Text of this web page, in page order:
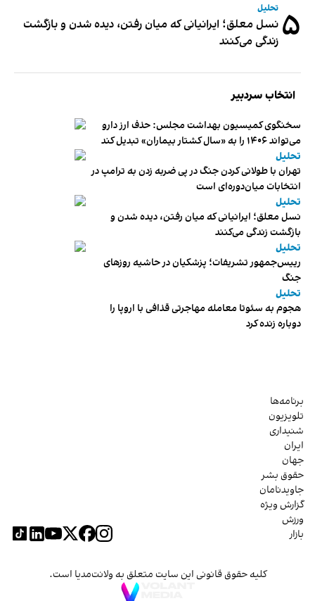
۵ تحلیل
نسل معلق؛ ایرانیانی که میان رفتن، دیده شدن و بازگشت
زندگی می‌کنند
انتخاب سردبیر
سخنگوی کمیسیون بهداشت مجلس: حذف ارز دارو
می‌تواند ۱۴۰۶ را به «سال کشتار بیماران» تبدیل کند
تحلیل
تهران با طولانی کردن جنگ در پی ضربه زدن به ترامپ در
انتخابات میان‌دوره‌ای است
تحلیل
نسل معلق؛ ایرانیانی که میان رفتن، دیده شدن و
بازگشت زندگی می‌کنند
تحلیل
رییس‌جمهور تشریفات؛ پزشکیان در حاشیه روزهای
جنگ
تحلیل
هجوم به سئوتا معامله مهاجرتی قذافی با اروپا را
دوباره زنده کرد
برنامه‌ها
تلویزیون
شنیداری
ایران
جهان
حقوق بشر
جاویدنامان
گزارش ویژه
ورزش
بازار
کلیه حقوق قانونی این سایت متعلق به ولانت‌مدیا است.